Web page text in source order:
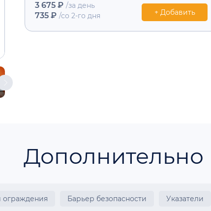
3 675 ₽ /за день
735 ₽ /со 2-го дня + Добавить
Дополнительно
ограждения Барьер безопасности Указатели